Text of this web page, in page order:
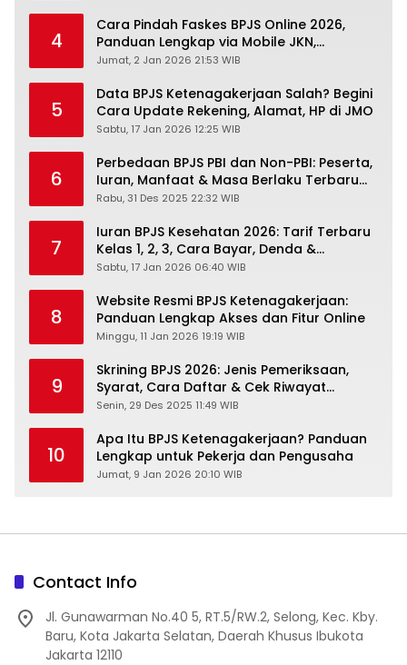
4
Cara Pindah Faskes BPJS Online 2026,
Panduan Lengkap via Mobile JKN,
PANDAWA & Offiline Kantor Cabang
Jumat, 2 Jan 2026 21:53 WIB
5
Data BPJS Ketenagakerjaan Salah? Begini
Cara Update Rekening, Alamat, HP di JMO
Sabtu, 17 Jan 2026 12:25 WIB
6
Perbedaan BPJS PBI dan Non-PBI: Peserta,
Iuran, Manfaat & Masa Berlaku Terbaru
2026
Rabu, 31 Des 2025 22:32 WIB
7
Iuran BPJS Kesehatan 2026: Tarif Terbaru
Kelas 1, 2, 3, Cara Bayar, Denda &
Panduan Lengkap Peserta JKN-KIS
Sabtu, 17 Jan 2026 06:40 WIB
8
Website Resmi BPJS Ketenagakerjaan:
Panduan Lengkap Akses dan Fitur Online
Minggu, 11 Jan 2026 19:19 WIB
9
Skrining BPJS 2026: Jenis Pemeriksaan,
Syarat, Cara Daftar & Cek Riwayat
Kesehatan Gratis
Senin, 29 Des 2025 11:49 WIB
10
Apa Itu BPJS Ketenagakerjaan? Panduan
Lengkap untuk Pekerja dan Pengusaha
Jumat, 9 Jan 2026 20:10 WIB
Contact Info
Jl. Gunawarman No.40 5, RT.5/RW.2, Selong, Kec. Kby.
Baru, Kota Jakarta Selatan, Daerah Khusus Ibukota
Jakarta 12110